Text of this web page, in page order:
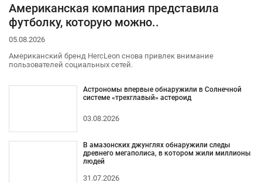
Американская компания представила
футболку, которую можно..
05.08.2026
Американский бренд HercLeon снова привлек внимание
пользователей социальных сетей.
Астрономы впервые обнаружили в Солнечной
системе «трехглавый» астероид
03.08.2026
В амазонских джунглях обнаружили следы
древнего мегаполиса, в котором жили миллионы
людей
31.07.2026